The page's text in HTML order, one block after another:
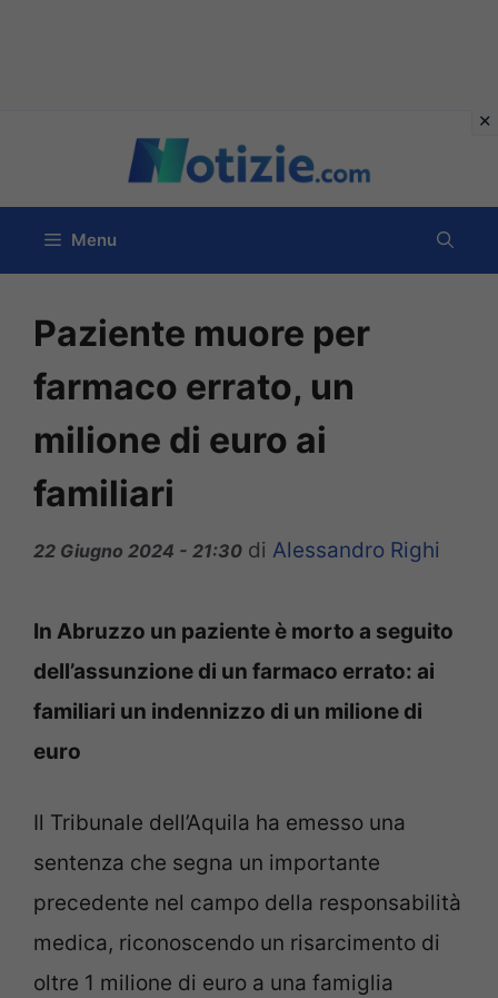
contenuto
Menu
Paziente muore per
farmaco errato, un
milione di euro ai
familiari
22 Giugno 2024 - 21:30 di Alessandro Righi
In Abruzzo un paziente è morto a seguito
dell’assunzione di un farmaco errato: ai
familiari un indennizzo di un milione di
euro
Il Tribunale dell’Aquila ha emesso una
sentenza che segna un importante
precedente nel campo della responsabilità
medica, riconoscendo un risarcimento di
oltre 1 milione di euro a una famiglia